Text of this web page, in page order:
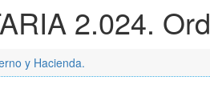
2.024.
y Hacienda.